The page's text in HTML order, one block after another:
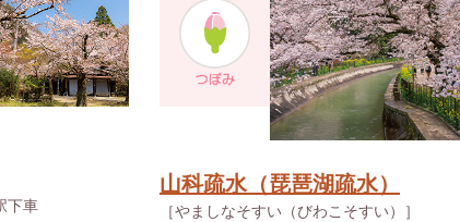
下車
山科疏水（琵琶湖疏水）
［やましなそすい（びわこそすい）］